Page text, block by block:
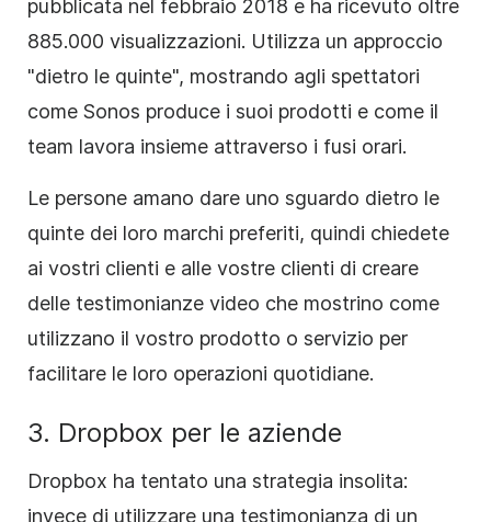
pubblicata nel febbraio 2018 e ha ricevuto oltre
885.000 visualizzazioni. Utilizza un approccio
"dietro le quinte", mostrando agli spettatori
come Sonos produce i suoi prodotti e come il
team lavora insieme attraverso i fusi orari.
Le persone amano dare uno sguardo dietro le
quinte dei loro marchi preferiti, quindi chiedete
ai vostri clienti e alle vostre clienti di creare
delle testimonianze video che mostrino come
utilizzano il vostro prodotto o servizio per
facilitare le loro operazioni quotidiane.
3. Dropbox per le aziende
Dropbox ha tentato una strategia insolita:
invece di utilizzare una testimonianza di un